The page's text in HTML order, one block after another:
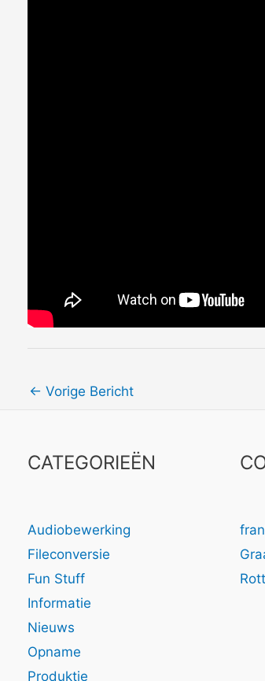
← Vorige Bericht
CATEGORIEËN
Audiobewerking
Fileconversie
Fun Stuff
Informatie
Nieuws
Opname
Produktie